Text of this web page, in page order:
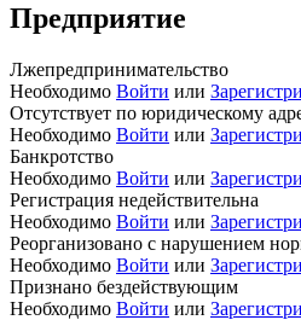
Предприятие
Лжепредпринимательство
Необходимо Войти или
Отсутствует по юридическому
Необходимо Войти или
Банкротство
Необходимо Войти или
Регистрация недействительна
Необходимо Войти или
Реорганизовано с нарушением
Необходимо Войти или
Признано бездействующим
Необходимо Войти или